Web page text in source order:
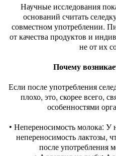
Научные исследования
оснований считать
совместном употреблении.
от качества продуктов и
не от их
Почему
Если после употребления
плохо, это, скорее всего,
особенностями
• Непереносимость молока:
непереносимость лактозы,
после употребления